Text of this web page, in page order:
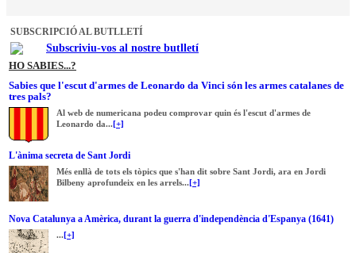
SUBSCRIPCIÓ AL BUTLLETÍ
Subscriviu-vos al nostre butlletí
HO SABIES...?
Sabies que l'escut d'armes de Leonardo da Vinci són les armes catalanes de
tres pals?
Al web de numericana podeu comprovar quin és l'escut d'armes de
Leonardo da...[+]
L'ànima secreta de Sant Jordi
Més enllà de tots els tòpics que s'han dit sobre Sant Jordi, ara en Jordi
Bilbeny aprofundeix en les arrels...[+]
Nova Catalunya a Amèrica, durant la guerra d'independència d'Espanya (1641)
...[+]